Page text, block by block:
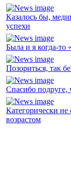
Казалось бы,
успехи
Была и я когда-то
Позориться, так
Спасибо подруге,
Категорически не
возрастом